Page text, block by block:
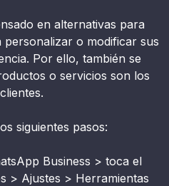
en alternativas para
o modificar sus
Por ello, también se
o servicios son los
siguientes pasos:
Business > toca el
> Ajustes > Herramientas